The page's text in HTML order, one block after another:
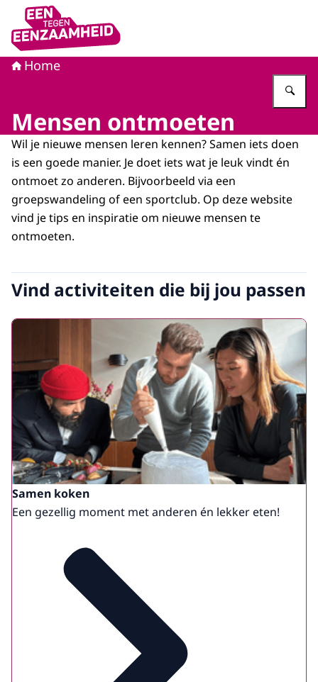
Naar de homepage van Eén tegen eenzaamheid
Home
Mensen ontmoeten
Wil je nieuwe mensen leren kennen? Samen iets doen
is een goede manier. Je doet iets wat je leuk vindt én
ontmoet zo anderen. Bijvoorbeeld via een
groepswandeling of een sportclub. Op deze website
vind je tips en inspiratie om nieuwe mensen te
ontmoeten.
Vind activiteiten die bij jou passen
Samen koken
Een gezellig moment met anderen én lekker eten!